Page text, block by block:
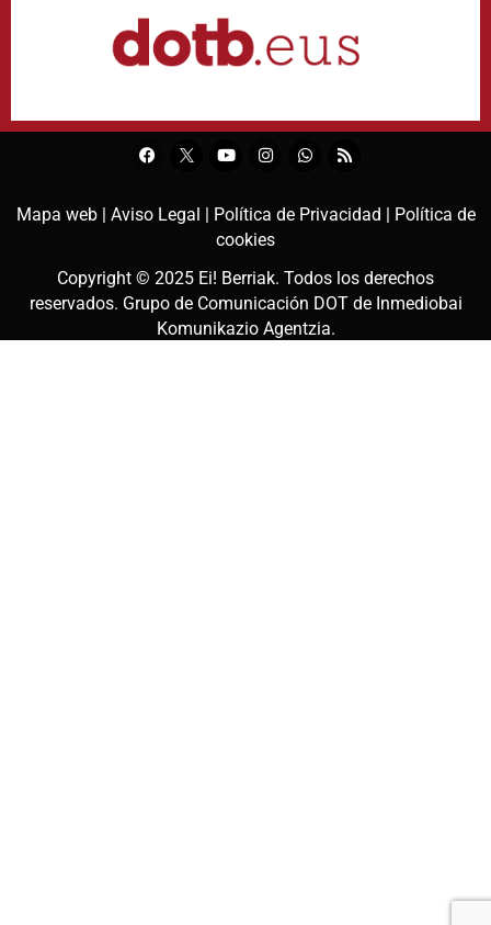
Mapa web | Aviso Legal | Política de Privacidad | Política de
cookies
Copyright © 2025 Ei! Berriak. Todos los derechos
reservados. Grupo de Comunicación DOT de Inmediobai
Komunikazio Agentzia.